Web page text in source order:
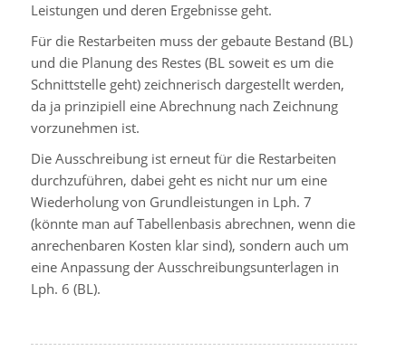
Leistungen und deren Ergebnisse geht.
Für die Restarbeiten muss der gebaute Bestand (BL)
und die Planung des Restes (BL soweit es um die
Schnittstelle geht) zeichnerisch dargestellt werden,
da ja prinzipiell eine Abrechnung nach Zeichnung
vorzunehmen ist.
Die Ausschreibung ist erneut für die Restarbeiten
durchzuführen, dabei geht es nicht nur um eine
Wiederholung von Grundleistungen in Lph. 7
(könnte man auf Tabellenbasis abrechnen, wenn die
anrechenbaren Kosten klar sind), sondern auch um
eine Anpassung der Ausschreibungsunterlagen in
Lph. 6 (BL).